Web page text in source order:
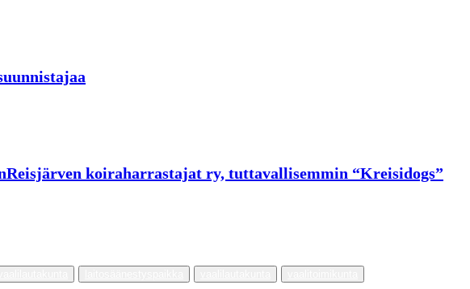
koiraharrastajat ry, tuttavallisemmin “Kreisidogs”